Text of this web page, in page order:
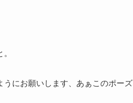
にお願いします、あぁこのポーズ